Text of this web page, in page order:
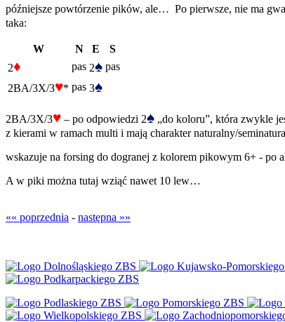
późniejsze powtórzenie pików, ale… Po pierwsze, nie ma
taka:
W N E
S
2♦ pas 2♠ pas
2BA/3X/3♥* pas 3♠
2BA/3X/3♥ – po odpowiedzi 2♠ „do koloru”, która zwykle
z kierami w ramach multi i mają charakter naturalny/
wskazuje na forsing do dogranej z kolorem pikowym 6+ - po
A w piki można tutaj wziąć nawet 10 lew…
«« poprzednia - następna »»